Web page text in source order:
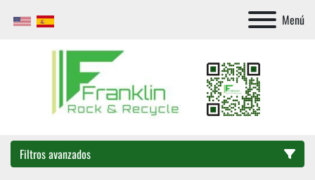
Menú
Filtros avanzados